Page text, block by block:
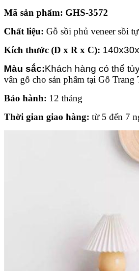
Mã sản phẩm: GHS-3572
Chất liệu: Gỗ sồi phủ veneer sồi
Kích thước (D x R x C):
Màu sắc:Khách hàng có thể
vân gỗ cho sản phẩm tại Gỗ Trang
Bảo hành: 12 tháng
Thời gian giao hàng: từ 5 đến 7